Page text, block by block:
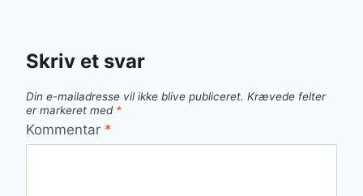
Skriv et svar
Din e-mailadresse vil ikke blive publiceret. Krævede felter
er markeret med *
Kommentar *